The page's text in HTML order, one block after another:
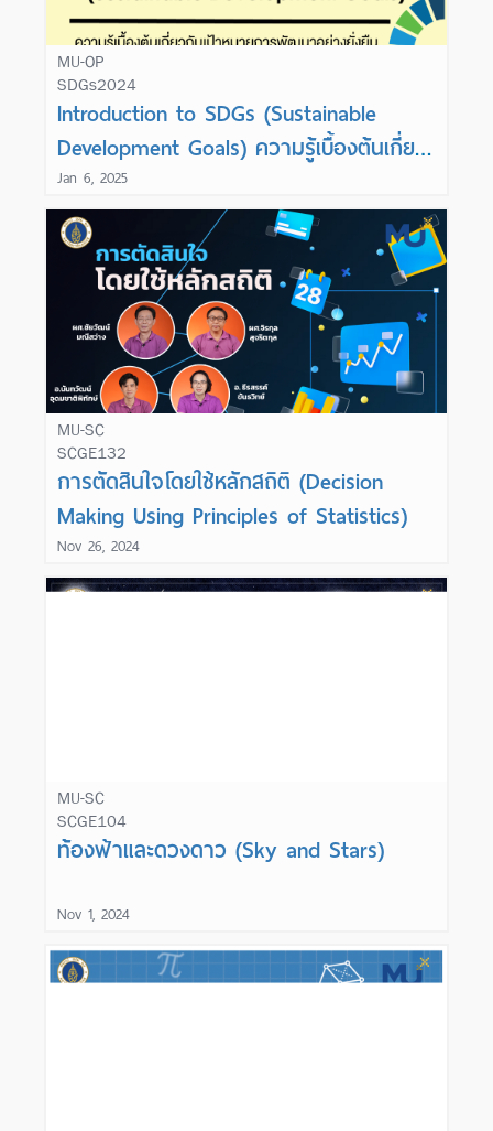
MU-OP
SDGs2024
Introduction to SDGs (Sustainable
Development Goals) ความรู้เบื้องต้นเกี่ยว
กับเป้าหมายการพัฒนาอย่างยั่งยืน
Jan 6, 2025
Learn More
MU-SC
SCGE132
การตัดสินใจโดยใช้หลักสถิติ (Decision
Making Using Principles of Statistics)
Nov 26, 2024
Learn More
MU-SC
SCGE104
ท้องฟ้าและดวงดาว (Sky and Stars)
Nov 1, 2024
Learn More